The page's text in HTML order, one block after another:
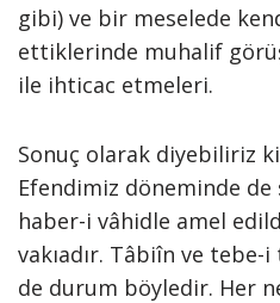
gibi) ve bir meselede
ettiklerinde muhalif
ile ihticac etmeleri.
Sonuç olarak diyebiliriz
Efendimiz döneminde
haber-i vâhidle amel
vakıadır. Tâbiîn ve
de durum böyledir. Her